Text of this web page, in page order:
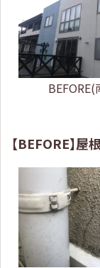
BEFORE(
【BEFORE】